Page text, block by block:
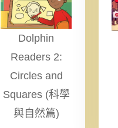
Dolphin
Readers 2:
Circles and
Squares (科學
與自然篇)